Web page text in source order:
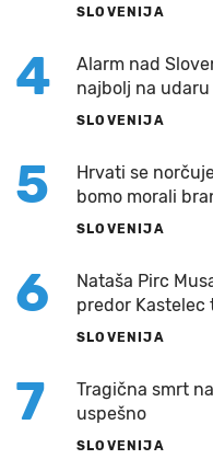
SLOVENIJA
4
Alarm nad
najbolj na udaru
SLOVENIJA
5
Hrvati se
bomo morali
SLOVENIJA
6
Nataša Pirc
predor Kastelec
SLOVENIJA
7
Tragična smrt
uspešno
SLOVENIJA